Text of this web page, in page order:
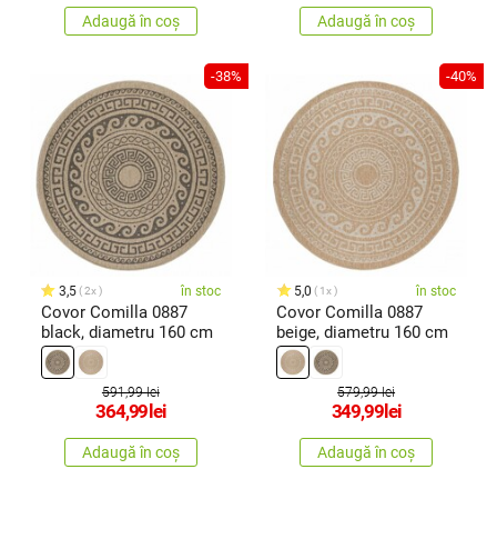
Adaugă în coș Adaugă în coș
-38%
3,5 2x în stoc
Covor Comilla 0887
black, diametru 160 cm
591,99 lei
364,99 lei
Adaugă în coș
-40%
5,0 1x în stoc
Covor Comilla 0887
beige, diametru 160 cm
579,99 lei
349,99 lei
Adaugă în coș